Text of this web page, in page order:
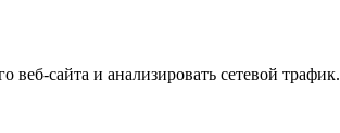
сайта и анализировать сетевой трафик.